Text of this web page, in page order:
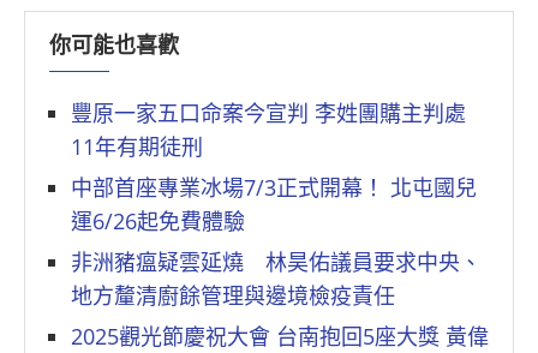
你可能也喜歡
豐原一家五口命案今宣判 李姓團購主判處
11年有期徒刑
中部首座專業冰場7/3正式開幕！ 北屯國兒
運6/26起免費體驗
非洲豬瘟疑雲延燒 林昊佑議員要求中央、
地方釐清廚餘管理與邊境檢疫責任
2025觀光節慶祝大會 台南抱回5座大獎 黃偉